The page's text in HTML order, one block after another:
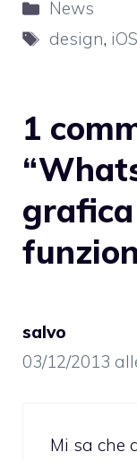
Categorie
News
Tag
design,
1
salvo
03/12/2013
Mi sa che